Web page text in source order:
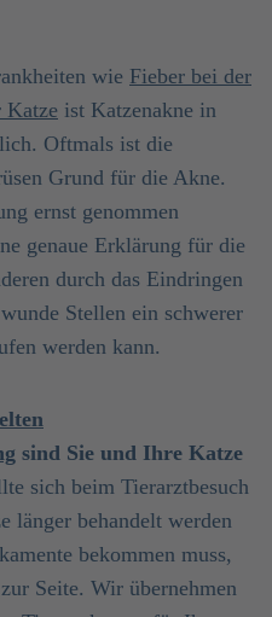
wie Fieber bei der
Katze ist Katzenakne in
Oftmals ist die
Grund für die Akne.
ernst genommen
genaue Erklärung für die
durch das Eindringen
Stellen ein schwerer
werden kann.
sind Sie und Ihre Katze
sich beim Tierarztbesuch
länger behandelt werden
bekommen muss,
Seite. Wir übernehmen